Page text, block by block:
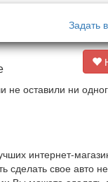
Задать
не оставили ни
интернет-
сделать свое авто